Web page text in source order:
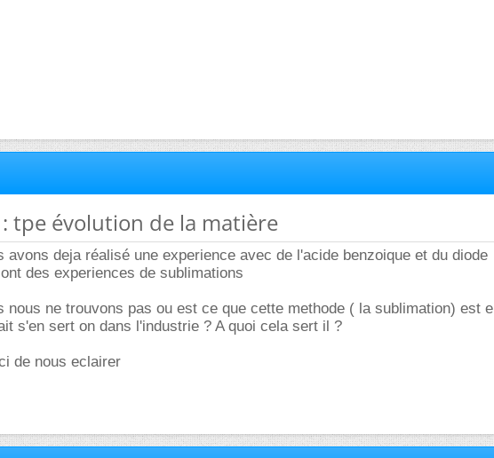
: tpe évolution de la matière
avons deja réalisé une experience avec de l'acide benzoique et du diode
des experiences de sublimations
nous ne trouvons pas ou est ce que cette methode ( la sublimation) est
s'en sert on dans l'industrie ? A quoi cela sert il ?
de nous eclairer